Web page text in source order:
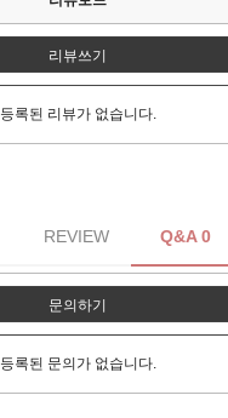
리뷰쓰기
등록된 리뷰가 없습니다.
REVIEW Q&A 0
문의하기
등록된 문의가 없습니다.